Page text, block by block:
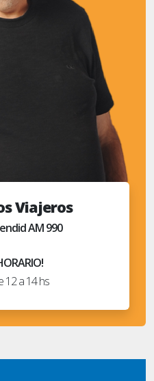
Viajeros
AM 990
12 a 14 hs